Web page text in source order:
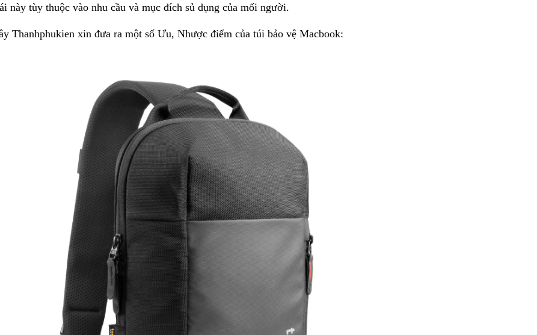
này tùy thuộc vào nhu cầu và mục đích sủ dụng của mối người.
Thanhphukien xin đưa ra một số Ưu, Nhược điểm của túi bảo vệ Macbook: